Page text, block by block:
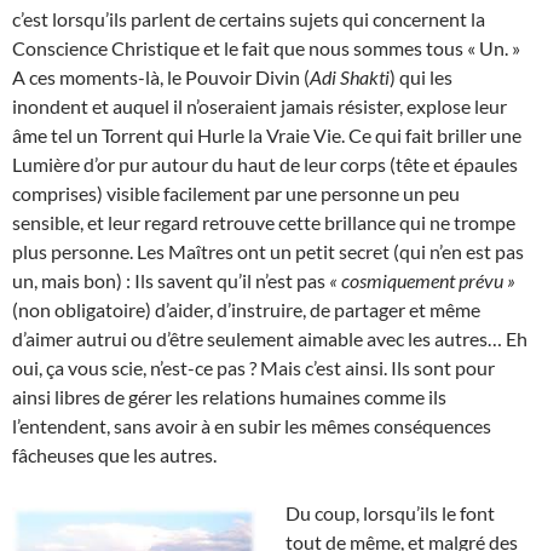
c’est lorsqu’ils parlent de certains sujets qui concernent la
Conscience Christique et le fait que nous sommes tous « Un. »
A ces moments-là, le Pouvoir Divin (Adi Shakti) qui les
inondent et auquel il n’oseraient jamais résister, explose leur
âme tel un Torrent qui Hurle la Vraie Vie. Ce qui fait briller une
Lumière d’or pur autour du haut de leur corps (tête et épaules
comprises) visible facilement par une personne un peu
sensible, et leur regard retrouve cette brillance qui ne trompe
plus personne. Les Maîtres ont un petit secret (qui n’en est pas
un, mais bon) : Ils savent qu’il n’est pas « cosmiquement prévu »
(non obligatoire) d’aider, d’instruire, de partager et même
d’aimer autrui ou d’être seulement aimable avec les autres… Eh
oui, ça vous scie, n’est-ce pas ? Mais c’est ainsi. Ils sont pour
ainsi libres de gérer les relations humaines comme ils
l’entendent, sans avoir à en subir les mêmes conséquences
fâcheuses que les autres.
Du coup, lorsqu’ils le font
tout de même, et malgré des